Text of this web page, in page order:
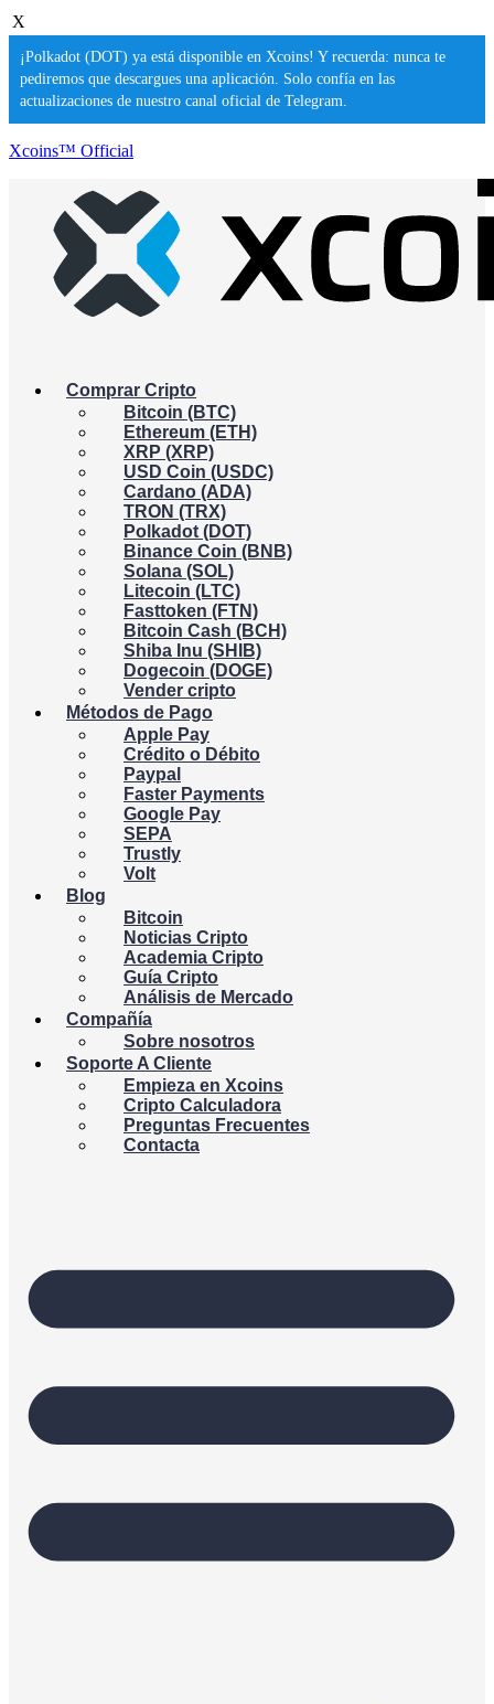
X
¡Polkadot (DOT) ya está disponible en Xcoins! Y recuerda: nunca te
pediremos que descargues una aplicación. Solo confía en las
actualizaciones de nuestro canal oficial de Telegram.
Xcoins™ Official
Comprar Cripto
Bitcoin (BTC)
Ethereum (ETH)
XRP (XRP)
USD Coin (USDC)
Cardano (ADA)
TRON (TRX)
Polkadot (DOT)
Binance Coin (BNB)
Solana (SOL)
Litecoin (LTC)
Fasttoken (FTN)
Bitcoin Cash (BCH)
Shiba Inu (SHIB)
Dogecoin (DOGE)
Vender cripto
Métodos de Pago
Apple Pay
Crédito o Débito
Paypal
Faster Payments
Google Pay
SEPA
Trustly
Volt
Blog
Bitcoin
Noticias Cripto
Academia Cripto
Guía Cripto
Análisis de Mercado
Compañía
Sobre nosotros
Soporte A Cliente
Empieza en Xcoins
Cripto Calculadora
Preguntas Frecuentes
Contacta